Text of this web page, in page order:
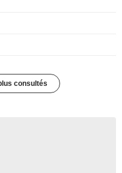
consultés